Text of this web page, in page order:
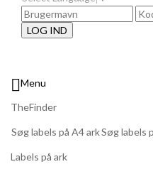
LOG IND
Menu
TheFinder
Søg labels på A4 arkSøg labels
Labels på ark